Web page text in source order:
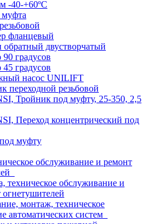
-40-+60ºC
муфта
фланцевый
обратный двустворчатый
градусов
градусов
насос UNILIFT
переходной резьбовой
Тройник под муфту, 25-350, 2,5
Переход концентрический под
муфту
обслуживание и ремонт
техническое обслуживание и
огнетушителей
монтаж, техническое
автоматических систем